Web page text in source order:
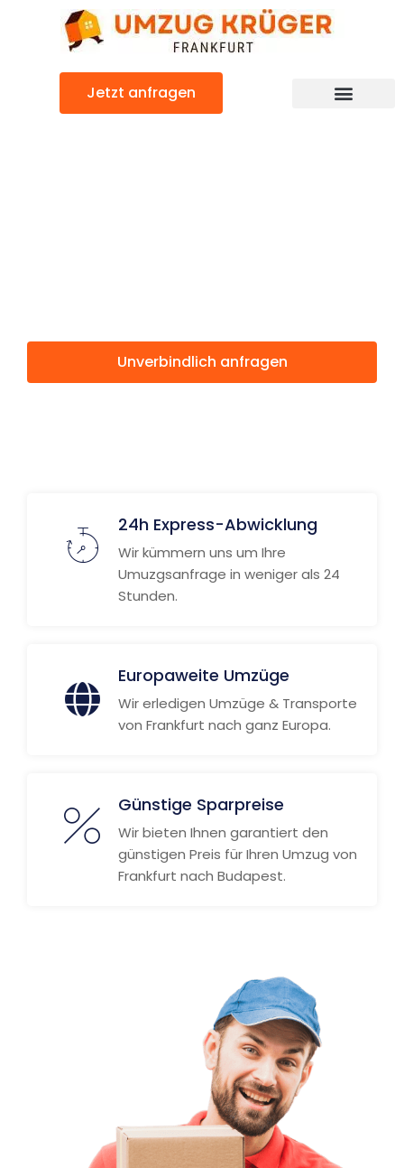
Jetzt anfragen
Unverbindlich anfragen
24h Express-Abwicklung
Wir kümmern uns um Ihre
Umuzgsanfrage in weniger als 24
Stunden.
Europaweite Umzüge
Wir erledigen Umzüge & Transporte
von Frankfurt nach ganz Europa.
Günstige Sparpreise
Wir bieten Ihnen garantiert den
günstigen Preis für Ihren Umzug von
Frankfurt nach Budapest.